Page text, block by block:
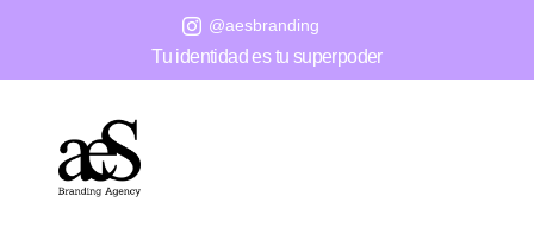
 @aesbranding
Tu identidad es tu superpoder